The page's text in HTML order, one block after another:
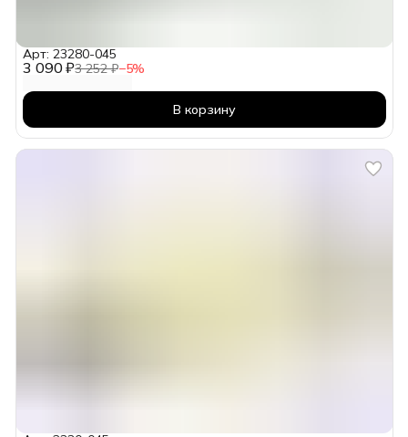
3 090 ₽3 252 ₽−5%
Арт: 23280-045
В корзину